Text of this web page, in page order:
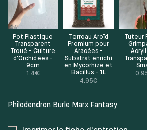
Pot Plastique
Transparent
Troué - Culture
d'Orchidées -
9cm
1.4€
Terreau Aroïd
Premium pour
Aracées -
Substrat enrichi
en Mycorhize et
Bacillus - 1L
4.95€
Tuteur
Philodendron Burle Marx Fantasy